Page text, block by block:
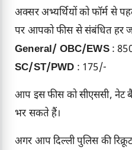
अक्सर अभ्यर्थियों को फॉर्म से
पर आपको फीस से संबंधित हर
General/ OBC/EWS:
SC/ST/PWD : 175/-
आप इस फीस को सीएससी, नेट
भर सकते हैं।
अगर आप दिल्ली पुलिस की